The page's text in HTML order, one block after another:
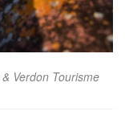
Verdon Tourisme